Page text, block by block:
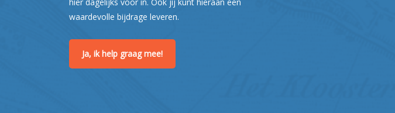
waardevolle bijdrage leveren.
Ja, ik help graag mee!